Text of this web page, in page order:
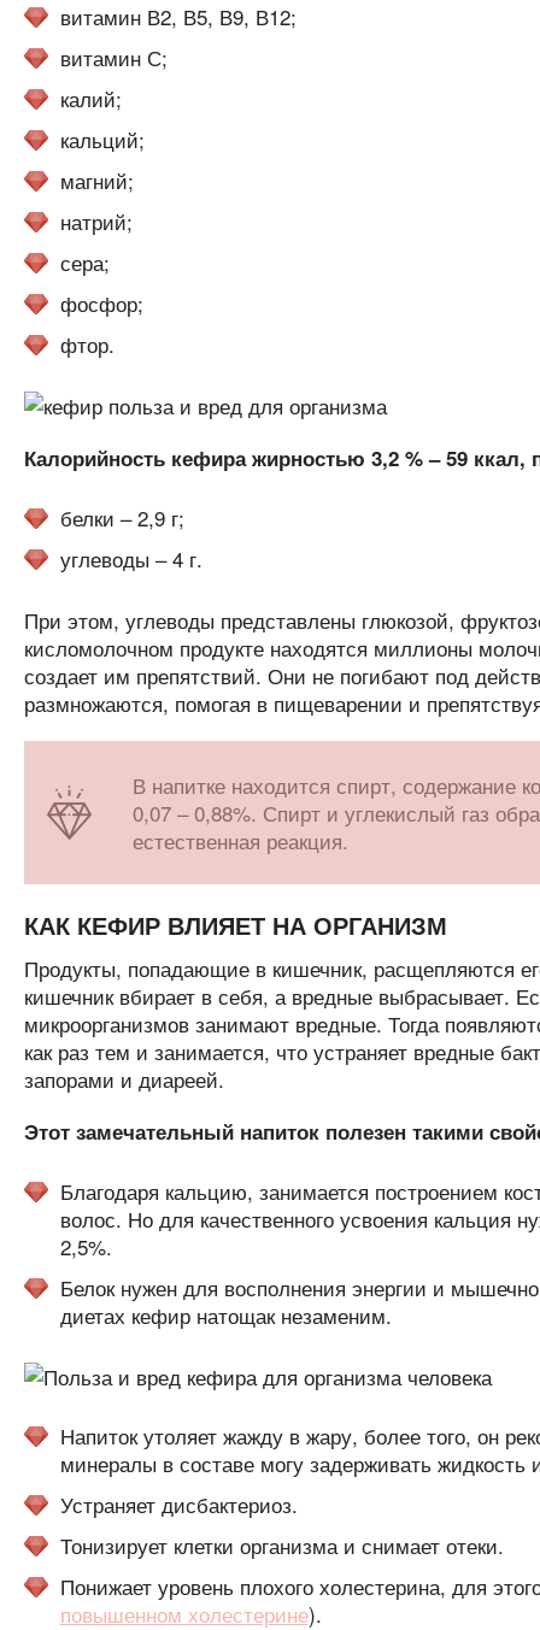
витамин В2, В5, В9, В12;
витамин С;
калий;
кальций;
магний;
натрий;
сера;
фосфор;
фтор.
Калорийность кефира жирностью 3,2 % – 59 ккал,
белки – 2,9 г;
углеводы – 4 г.
При этом, углеводы представлены глюкозой,
кисломолочном продукте находятся миллионы
создает им препятствий. Они не погибают под
размножаются, помогая в пищеварении и
В напитке находится спирт, содержание
0,07 – 0,88%. Спирт и углекислый газ
естественная реакция.
КАК КЕФИР ВЛИЯЕТ НА ОРГАНИЗМ
Продукты, попадающие в кишечник, расщепляются
кишечник вбирает в себя, а вредные выбрасывает.
микроорганизмов занимают вредные. Тогда
как раз тем и занимается, что устраняет вредные
запорами и диареей.
Этот замечательный напиток полезен такими
Благодаря кальцию, занимается построением
волос. Но для качественного усвоения
2,5%.
Белок нужен для восполнения энергии и
диетах кефир натощак незаменим.
Напиток утоляет жажду в жару, более того, он
минералы в составе могу задерживать жидкость
Устраняет дисбактериоз.
Тонизирует клетки организма и снимает отеки.
Понижает уровень плохого холестерина, для
повышенном холестерине).